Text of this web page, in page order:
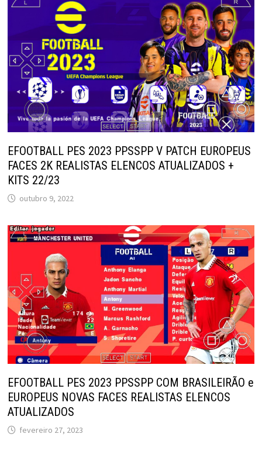
EFOOTBALL PES 2023 PPSSPP V PATCH EUROPEUS
FACES 2K REALISTAS ELENCOS ATUALIZADOS +
KITS 22/23
outubro 9, 2022
EFOOTBALL PES 2023 PPSSPP COM BRASILEIRÃO e
EUROPEUS NOVAS FACES REALISTAS ELENCOS
ATUALIZADOS
fevereiro 27, 2023